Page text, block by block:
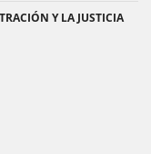
Y LA JUSTICIA